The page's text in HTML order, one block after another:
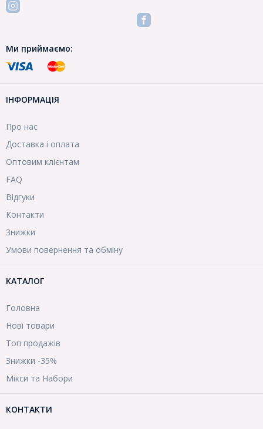
Ми приймаємо:
ІНФОРМАЦІЯ
Про нас
Доставка і оплата
Оптовим клієнтам
FAQ
Відгуки
Контакти
Знижки
Умови повернення та обміну
КАТАЛОГ
Головна
Нові товари
Топ продажів
Знижки -35%
Мікси та Набори
КОНТАКТИ